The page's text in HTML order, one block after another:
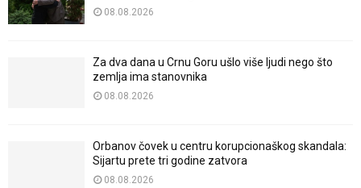
08.08.2026
Za dva dana u Crnu Goru ušlo više ljudi nego što
zemlja ima stanovnika
08.08.2026
Orbanov čovek u centru korupcionaškog skandala:
Sijartu prete tri godine zatvora
08.08.2026